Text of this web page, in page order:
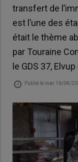
transfert de
est l’une des
était le thème
par Touraine
le GDS 37,
Publié le mar 16/04/